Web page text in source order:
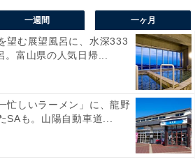
一週間 一ヶ月
望む展望風呂に、水深333
。富山県の人気日帰...
忙しいラーメン」に、龍野
SAも。山陽自動車道...